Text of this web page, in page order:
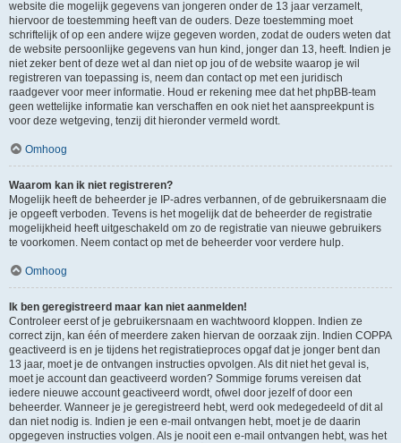
website die mogelijk gegevens van jongeren onder de 13 jaar verzamelt,
hiervoor de toestemming heeft van de ouders. Deze toestemming moet
schriftelijk of op een andere wijze gegeven worden, zodat de ouders weten dat
de website persoonlijke gegevens van hun kind, jonger dan 13, heeft. Indien je
niet zeker bent of deze wet al dan niet op jou of de website waarop je wil
registreren van toepassing is, neem dan contact op met een juridisch
raadgever voor meer informatie. Houd er rekening mee dat het phpBB-team
geen wettelijke informatie kan verschaffen en ook niet het aanspreekpunt is
voor deze wetgeving, tenzij dit hieronder vermeld wordt.
Omhoog
Waarom kan ik niet registreren?
Mogelijk heeft de beheerder je IP-adres verbannen, of de gebruikersnaam die
je opgeeft verboden. Tevens is het mogelijk dat de beheerder de registratie
mogelijkheid heeft uitgeschakeld om zo de registratie van nieuwe gebruikers
te voorkomen. Neem contact op met de beheerder voor verdere hulp.
Omhoog
Ik ben geregistreerd maar kan niet aanmelden!
Controleer eerst of je gebruikersnaam en wachtwoord kloppen. Indien ze
correct zijn, kan één of meerdere zaken hiervan de oorzaak zijn. Indien COPPA
geactiveerd is en je tijdens het registratieproces opgaf dat je jonger bent dan
13 jaar, moet je de ontvangen instructies opvolgen. Als dit niet het geval is,
moet je account dan geactiveerd worden? Sommige forums vereisen dat
iedere nieuwe account geactiveerd wordt, ofwel door jezelf of door een
beheerder. Wanneer je je geregistreerd hebt, werd ook medegedeeld of dit al
dan niet nodig is. Indien je een e-mail ontvangen hebt, moet je de daarin
opgegeven instructies volgen. Als je nooit een e-mail ontvangen hebt, was het